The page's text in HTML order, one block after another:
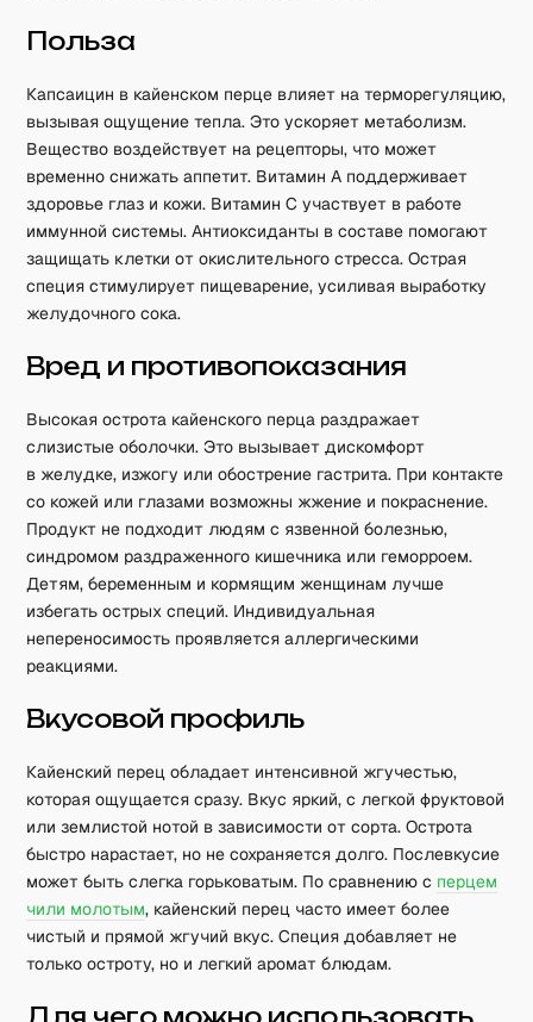
Польза
Капсаицин в кайенском перце влияет на терморегуляцию,
вызывая ощущение тепла. Это ускоряет метаболизм.
Вещество воздействует на рецепторы, что может
временно снижать аппетит. Витамин А поддерживает
здоровье глаз и кожи. Витамин С участвует в работе
иммунной системы. Антиоксиданты в составе помогают
защищать клетки от окислительного стресса. Острая
специя стимулирует пищеварение, усиливая выработку
желудочного сока.
Вред и противопоказания
Высокая острота кайенского перца раздражает
слизистые оболочки. Это вызывает дискомфорт
в желудке, изжогу или обострение гастрита. При контакте
со кожей или глазами возможны жжение и покраснение.
Продукт не подходит людям с язвенной болезнью,
синдромом раздраженного кишечника или геморроем.
Детям, беременным и кормящим женщинам лучше
избегать острых специй. Индивидуальная
непереносимость проявляется аллергическими
реакциями.
Вкусовой профиль
Кайенский перец обладает интенсивной жгучестью,
которая ощущается сразу. Вкус яркий, с легкой фруктовой
или землистой нотой в зависимости от сорта. Острота
быстро нарастает, но не сохраняется долго. Послевкусие
может быть слегка горьковатым. По сравнению с перцем
чили молотым, кайенский перец часто имеет более
чистый и прямой жгучий вкус. Специя добавляет не
только остроту, но и легкий аромат блюдам.